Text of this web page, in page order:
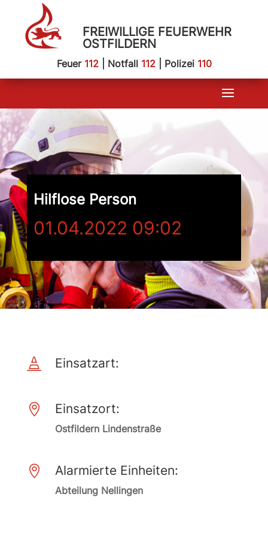
FREIWILLIGE FEUERWEHR
OSTFILDERN
Feuer 112| Notfall 112| Polizei 110
Hilflose Person
01.04.2022 09:02
 Einsatzart:
 Einsatzort:
Ostfildern Lindenstraße
 Alarmierte Einheiten:
Abteilung Nellingen